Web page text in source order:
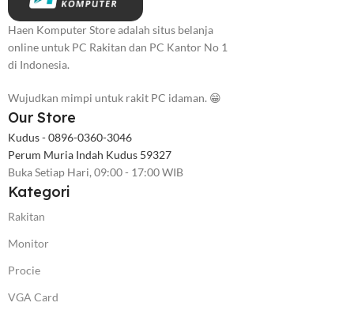
Haen Komputer Store adalah situs belanja
online untuk PC Rakitan dan PC Kantor No 1
di Indonesia.
Wujudkan mimpi untuk rakit PC idaman. 😁
Our Store
Kudus - 0896-0360-3046
Perum Muria Indah Kudus 59327
Buka Setiap Hari, 09:00 - 17:00 WIB
Kategori
Rakitan
Monitor
Procie
VGA Card